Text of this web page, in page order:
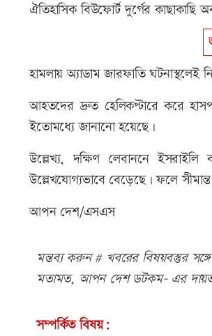
ঐতিহাসিক বিউফোর্ট দুর্গের কাছাকাছি
হামলায় অ্যাডাম জারফাতি
আহতদের দ্রুত হেলিকপ্টারে করে
ইতোমধ্যে জানানো হয়েছে।
উল্লেখ্য, দক্ষিণ লেবাননে
উল্লেখযোগ্যভাবে বেড়েছে। ফলে
আপন দেশ/এসএস
মন্তব্য করুন # খবরের বিষয়বস্তুর
মতামত, আপন দেশ ডটকম- এর
সম্পর্কিত বিষয়: